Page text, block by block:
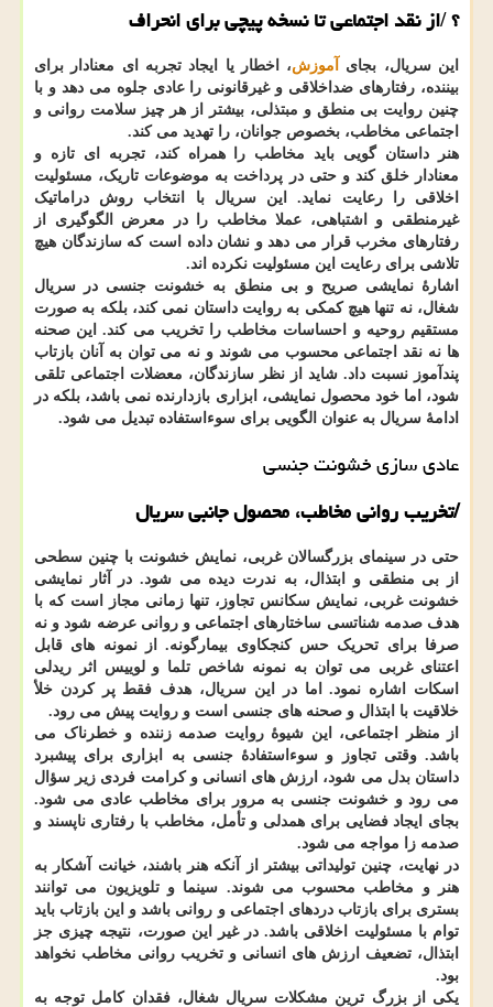
؟/از نقد اجتماعی تا نسخه پیچی برای انحراف
این سریال، بجای آموزش، اخطار یا ایجاد تجربه ای معنادار برای
بیننده، رفتارهای ضداخلاقی و غیرقانونی را عادی جلوه می دهد و با
چنین روایت بی منطق و مبتذلی، بیشتر از هر چیز سلامت روانی و
اجتماعی مخاطب، بخصوص جوانان، را تهدید می کند.
هنر داستان گویی باید مخاطب را همراه کند، تجربه ای تازه و
معنادار خلق کند و حتی در پرداخت به موضوعات تاریک، مسئولیت
اخلاقی را رعایت نماید. این سریال با انتخاب روش دراماتیک
غیرمنطقی و اشتباهی، عملا مخاطب را در معرض الگوگیری از
رفتارهای مخرب قرار می دهد و نشان داده است که سازندگان هیچ
تلاشی برای رعایت این مسئولیت نکرده اند.
اشارهٔ نمایشی صریح و بی منطق به خشونت جنسی در سریال
شغال، نه تنها هیچ کمکی به روایت داستان نمی کند، بلکه به صورت
مستقیم روحیه و احساسات مخاطب را تخریب می کند. این صحنه
ها نه نقد اجتماعی محسوب می شوند و نه می توان به آنان بازتاب
پندآموز نسبت داد. شاید از نظر سازندگان، معضلات اجتماعی تلقی
شود، اما خود محصول نمایشی، ابزاری بازدارنده نمی باشد، بلکه در
ادامهٔ سریال به عنوان الگویی برای سوءاستفاده تبدیل می شود.
عادی سازی خشونت جنسی
/تخریب روانی مخاطب، محصول جانبی سریال
حتی در سینمای بزرگسالان غربی، نمایش خشونت با چنین سطحی
از بی منطقی و ابتذال، به ندرت دیده می شود. در آثار نمایشی
خشونت غربی، نمایش سکانس تجاوز، تنها زمانی مجاز است که با
هدف صدمه شناتسی ساختارهای اجتماعی و روانی عرضه شود و نه
صرفا برای تحریک حس کنجکاوی بیمارگونه. از نمونه های قابل
اعتنای غربی می توان به نمونه شاخص تلما و لوییس اثر ریدلی
اسکات اشاره نمود. اما در این سریال، هدف فقط پر کردن خلأ
خلاقیت با ابتذال و صحنه های جنسی است و روایت پیش می رود.
از منظر اجتماعی، این شیوهٔ روایت صدمه زننده و خطرناک می
باشد. وقتی تجاوز و سوءاستفادهٔ جنسی به ابزاری برای پیشبرد
داستان بدل می شود، ارزش های انسانی و کرامت فردی زیر سؤال
می رود و خشونت جنسی به مرور برای مخاطب عادی می شود.
بجای ایجاد فضایی برای همدلی و تأمل، مخاطب با رفتاری ناپسند و
صدمه زا مواجه می شود.
در نهایت، چنین تولیداتی بیشتر از آنکه هنر باشند، خیانت آشکار به
هنر و مخاطب محسوب می شوند. سینما و تلویزیون می توانند
بستری برای بازتاب دردهای اجتماعی و روانی باشد و این بازتاب باید
توام با مسئولیت اخلاقی باشد. در غیر این صورت، نتیجه چیزی جز
ابتذال، تضعیف ارزش های انسانی و تخریب روانی مخاطب نخواهد
بود.
یکی از بزرگ ترین مشکلات سریال شغال، فقدان کامل توجه به